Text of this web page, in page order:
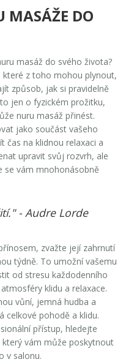
MASÁŽE DO
masáž do svého života?
z toho mohou plynout,
způsob, jak si pravidelně
jen o fyzickém prožitku,
nuru masáž přinést.
jako součást vašeho
čas na klidnou relaxaci a
upravit svůj rozvrh, ale
se vám mnohonásobně
- Audre Lorde
zvažte její zahrnutí
týdně. To umožní vašemu
od stresu každodenního
klidu a relaxace.
vůní, jemná hudba a
celkové pohodě a klidu.
přístup, hledejte
vám může poskytnout
v salonu.